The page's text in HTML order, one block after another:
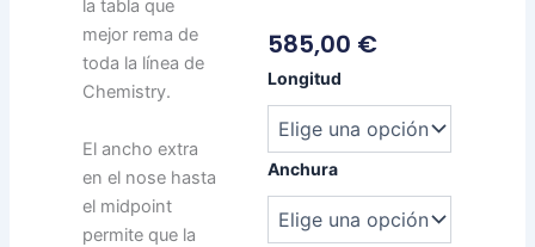
585,00 €
Longitud
Anchura
Chemistry
cantidad
la tabla que
mejor rema de
toda la línea de
Chemistry.
El ancho extra
en el nose hasta
el midpoint
permite que la